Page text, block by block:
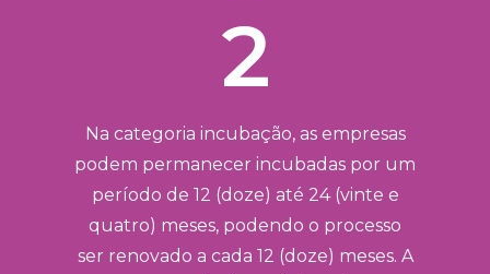
2
Na categoria incubação, as empresas
podem permanecer incubadas por um
período de 12 (doze) até 24 (vinte e
quatro) meses, podendo o processo
ser renovado a cada 12 (doze) meses. A